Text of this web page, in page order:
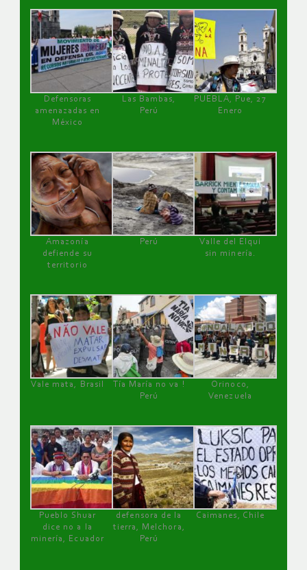
Defensoras
amenazadas en
México
Las Bambas,
Perú
PUEBLA, Pue, 27
Enero
Amazonía
defiende su
territorio
Perú
Valle del Elqui
sin minería.
Vale mata, Brasil
Tía María no va !
Perú
Orinoco,
Venezuela
Pueblo Shuar
dice no a la
minería, Ecuador
defensora de la
tierra, Melchora,
Perú
Caimanes, Chile